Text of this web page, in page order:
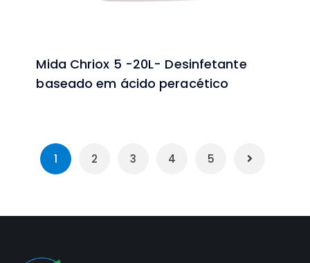
Mida Chriox 5 -20L- Desinfetante
baseado em ácido peracético
1 2 3 4 5